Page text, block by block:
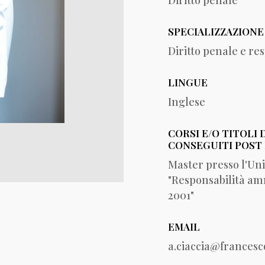
SPECIALIZZAZIONE
Diritto penale e
LINGUE
Inglese
CORSI E/O TITOLI
CONSEGUITI
Master presso
"Responsabilità
2001"
EMAIL